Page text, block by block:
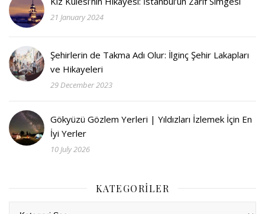
21 January 2024
Şehirlerin de Takma Adı Olur: İlginç Şehir Lakapları
ve Hikayeleri
29 December 2023
Gökyüzü Gözlem Yerleri | Yıldızları İzlemek İçin En
İyi Yerler
10 July 2026
KATEGORILER